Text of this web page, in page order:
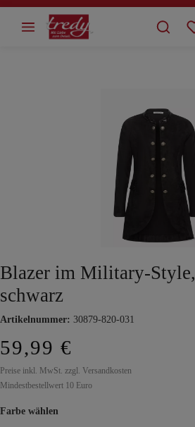
springen
Blazer im Military-Style,
schwarz
Artikelnummer: 30879-820-031
59,99 €
Preise inkl. MwSt. zzgl. Versandkosten
Mindestbestellwert 10 Euro
Farbe wählen